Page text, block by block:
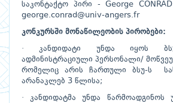
საკონტაქტო პირი - George
george.conrad@univ-angers.fr
კონკურსში მონაწილეობის პირობები:
· კანდიდატი უნდა იყოს
ადმინისტრაციული პერსონალი/
რომელიც არის ჩართული ბსუ-ს
არანაკლებ 3 წლისა;
· კანდიდატმა უნდა წარმოადგინოს